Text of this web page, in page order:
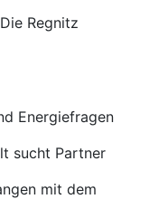
Regnitz
Energiefragen
sucht Partner
mit dem